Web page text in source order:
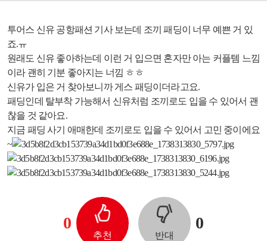
투어스 신유 공항패션 기사 보는데 조끼 패딩이 너무 예쁜 거 있
죠.ㅠ
원래도 신유 좋아하는데 이런 거 입으면 혼자만 아는 커플템 느낌
이라 괜히 기분 좋아지는 너낌 ㅎㅎ
신유가 입은 거 찾아보니까 게스 패딩이더라고요.
패딩인데 탈부착 가능해서 신유처럼 조끼로도 입을 수 있어서 괜
찮을 것 같아요.
지금 패딩 사기 애매한데 조끼로도 입을 수 있어서 고민 중이에요
~
0
추천 반대
0